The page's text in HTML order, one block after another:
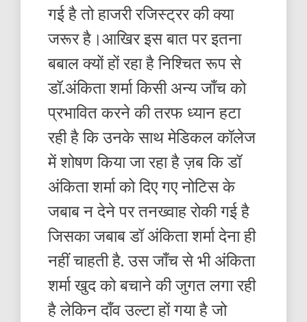
गई है तो हाजरी रजिस्ट्रर की क्या
जरूर है।आखिर इस बात पर इतना
बबाल क्यों हों रहा है निश्चित रूप से
डॉ.अंकिता शर्मा किसी अन्य जाँच को
प्रभावित करने की तरफ ध्यान हटा
रही है कि उनके साथ मेडिकल कॉलेज
में शोषण किया जा रहा है ज़ब कि डॉ
अंकिता शर्मा को दिए गए नोटिस के
जबाब न देने पर तनख्वाह रोकी गई है
जिसका जबाब डॉ अंकिता शर्मा देना ही
नहीं चाहती है. उस जाँच से भी अंकिता
शर्मा खुद को बचाने की जुगत लगा रही
है लेकिन दाँव उल्टा हों गया है जो